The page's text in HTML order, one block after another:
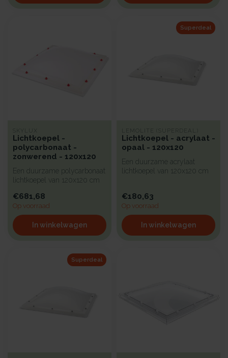
SKYLUX
Lichtkoepel -
polycarbonaat -
zonwerend - 120x120
Een duurzame polycarbonaat
lichtkoepel van 120x120 cm
b...
€681,68
Op voorraad
In winkelwagen
Superdeal
LEMOLITE (SUPERDEAL)
Lichtkoepel - acrylaat -
opaal - 120x120
Een duurzame acrylaat
lichtkoepel van 120x120 cm
€180,63
Op voorraad
In winkelwagen
Superdeal